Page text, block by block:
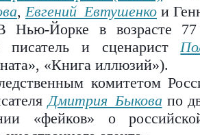
,Евгений Евтушенко и
Йорке в возрасте 77
писатель и сценарист
«Книга иллюзий»).
комитетом
Дмитрия Быкова по
«фейков» о